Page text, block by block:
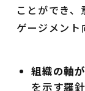
ことができ
ゲージメント
組織の軸
を示す羅